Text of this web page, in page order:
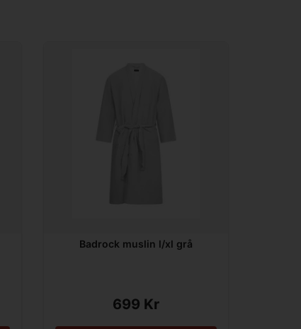
Badrock muslin l/xl grå
699 Kr